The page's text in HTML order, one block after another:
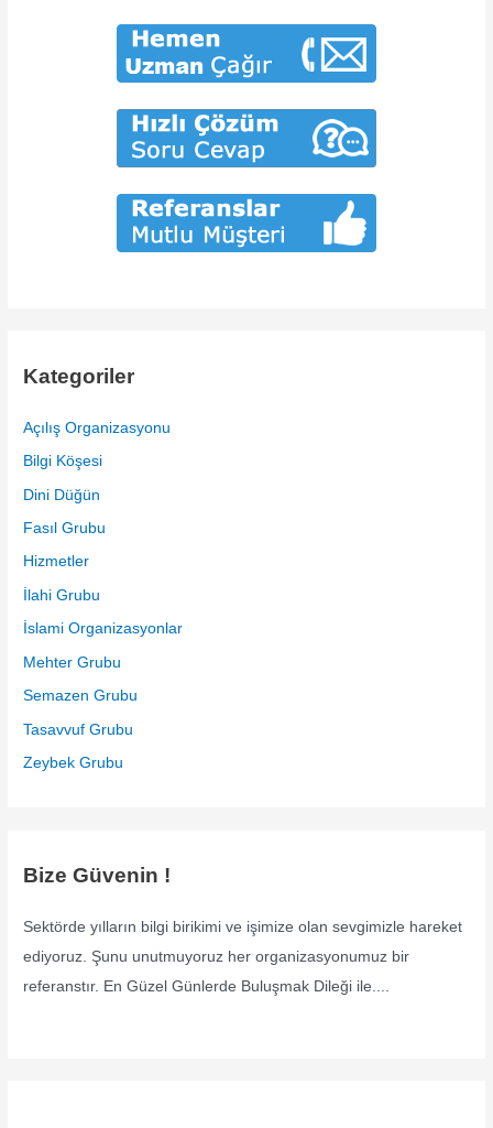
Kategoriler
Açılış Organizasyonu
Bilgi Köşesi
Dini Düğün
Fasıl Grubu
Hizmetler
İlahi Grubu
İslami Organizasyonlar
Mehter Grubu
Semazen Grubu
Tasavvuf Grubu
Zeybek Grubu
Bize Güvenin !
Sektörde yılların bilgi birikimi ve işimize olan sevgimizle hareket
ediyoruz. Şunu unutmuyoruz her organizasyonumuz bir
referanstır. En Güzel Günlerde Buluşmak Dileği ile....